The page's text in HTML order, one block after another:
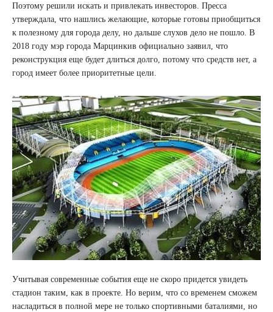
Поэтому решили искать и привлекать инвесторов. Пресса
утверждала, что нашлись желающие, которые готовы приобщиться
к полезному для города делу, но дальше слухов дело не пошло. В
2018 году мэр города Марцинкив официально заявил, что
реконструкция еще будет длиться долго, потому что средств нет, а
город имеет более приоритетные цели.
Учитывая современные события еще не скоро придется увидеть
стадион таким, как в проекте. Но верим, что со временем сможем
насладиться в полной мере не только спортивными баталиями, но